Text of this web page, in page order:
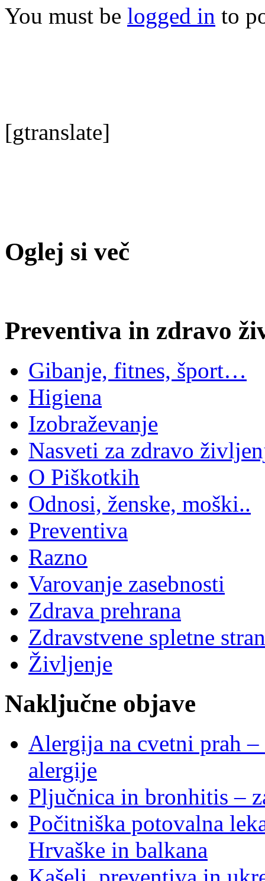
You must be logged in to
[gtranslate]
Oglej si več
Preventiva in zdravo
Gibanje, fitnes, šport…
Higiena
Izobraževanje
Nasveti za zdravo
O Piškotkih
Odnosi, ženske, moški..
Preventiva
Razno
Varovanje zasebnosti
Zdrava prehrana
Zdravstvene spletne
Življenje
Naključne objave
Alergija na cvetni prah
alergije
Pljučnica in bronhitis –
Počitniška potovalna
Hrvaške in balkana